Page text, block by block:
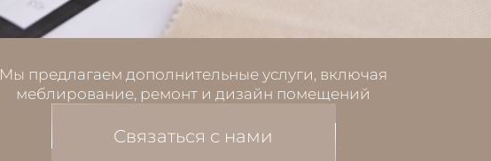
Мы предлагаем дополнительные услуги, включая
меблирование, ремонт и дизайн помещений
Связаться с нами